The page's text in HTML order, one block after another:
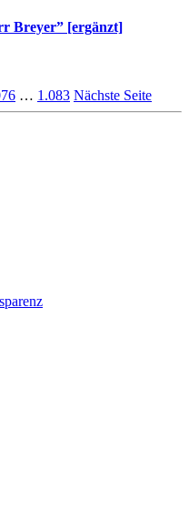
Breyer” [ergänzt]
… 1.083 Nächste Seite